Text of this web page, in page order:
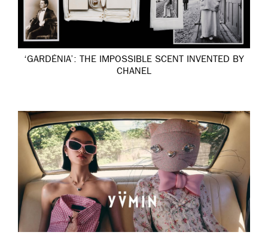
‘GARDÉNIA’: THE IMPOSSIBLE SCENT INVENTED BY
CHANEL